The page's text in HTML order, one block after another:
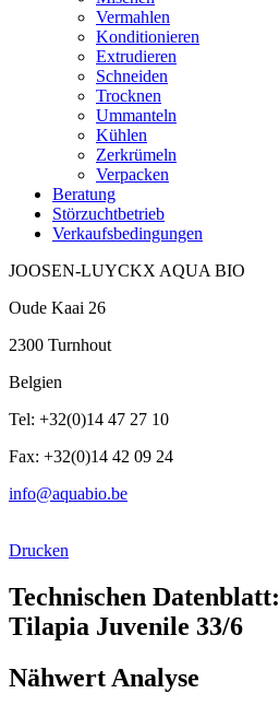
Vermahlen
Konditionieren
Extrudieren
Schneiden
Trocknen
Ummanteln
Kühlen
Zerkrümeln
Verpacken
Beratung
Störzuchtbetrieb
Verkaufsbedingungen
JOOSEN-LUYCKX AQUA BIO
Oude Kaai 26
2300 Turnhout
Belgien
Tel: +32(0)14 47 27 10
Fax: +32(0)14 42 09 24
info@aquabio.be
Drucken
Technischen Datenblatt:
Tilapia Juvenile 33/6
Nähwert Analyse